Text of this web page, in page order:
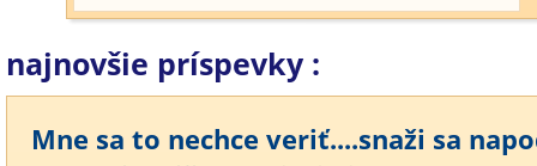
najnovšie príspevky :
Mne sa to nechce veriť....snaži sa